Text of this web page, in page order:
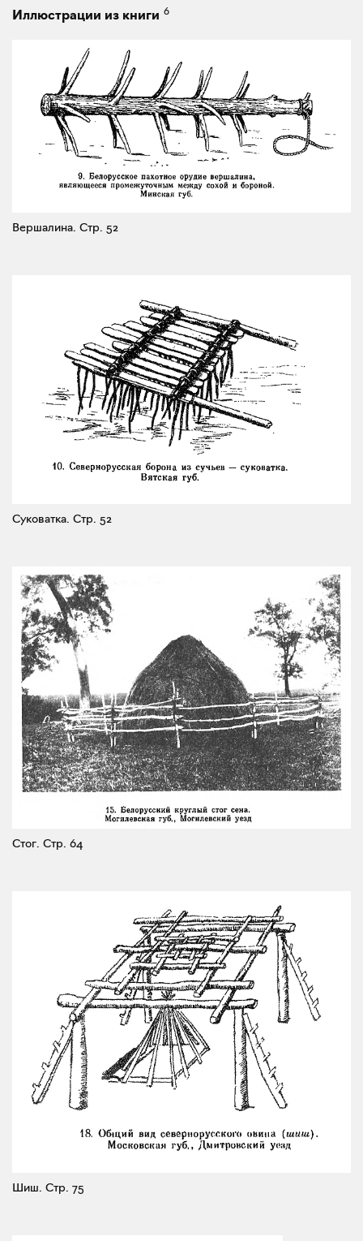
Иллюстрации из книги 6
Вершалина. Стр. 52
Суковатка. Стр. 52
Стог. Стр. 64
Шиш. Стр. 75